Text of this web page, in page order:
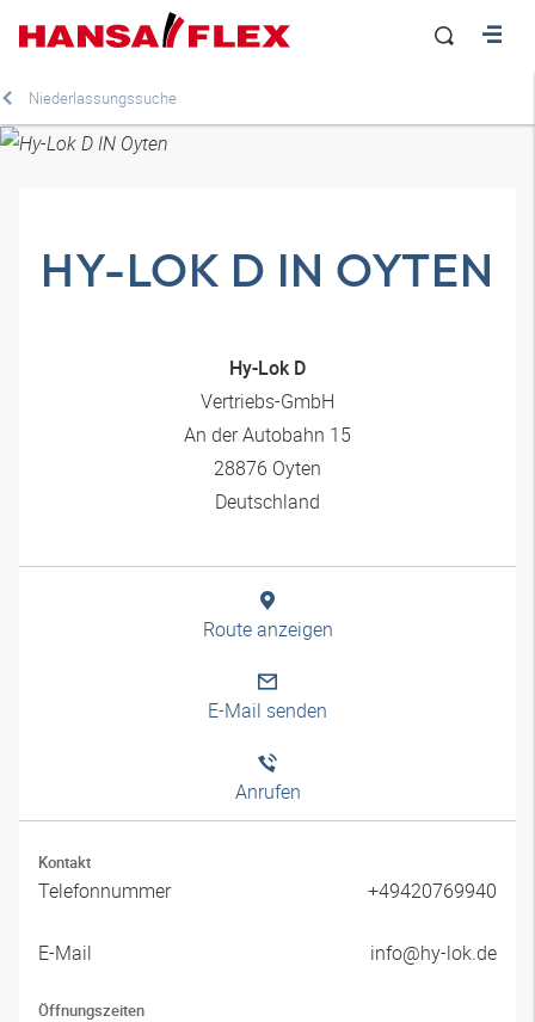
Niederlassungssuche
HY-LOK D IN OYTEN
Hy-Lok D
Vertriebs-GmbH
An der Autobahn 15
28876 Oyten
Deutschland
Route anzeigen
E-Mail senden
Anrufen
Kontakt
Telefonnummer +49420769940
E-Mail info@hy-lok.de
Öffnungszeiten